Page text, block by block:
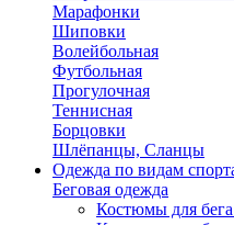
Марафонки
Шиповки
Волейбольная
Футбольная
Прогулочная
Теннисная
Борцовки
Шлёпанцы, Сланцы
Одежда по видам
Беговая одежда
Костюмы для